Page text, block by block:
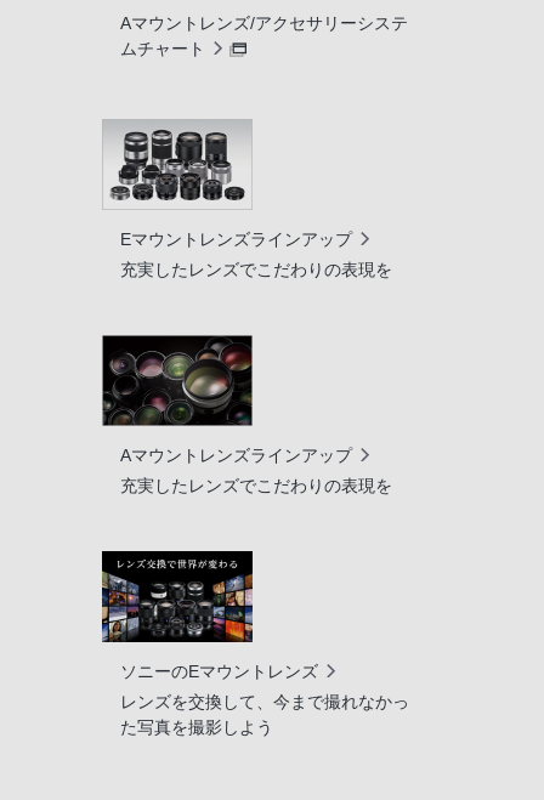
Aマウントレンズ/アクセサリーシステ
ムチャート
Eマウントレンズラインアップ
充実したレンズでこだわりの表現を
Aマウントレンズラインアップ
充実したレンズでこだわりの表現を
ソニーのEマウントレンズ
レンズを交換して、今まで撮れなかっ
た写真を撮影しよう